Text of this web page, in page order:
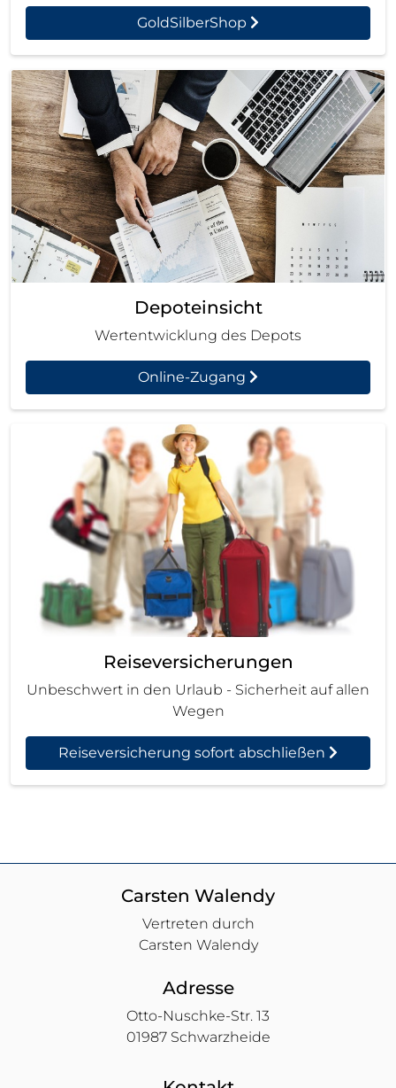
GoldSilberShop
Depoteinsicht
Wertentwicklung des Depots
Online-Zugang
Reiseversicherungen
Unbeschwert in den Urlaub - Sicherheit auf allen
Wegen
Reiseversicherung sofort abschließen
Carsten Walendy
Vertreten durch
Carsten Walendy
Adresse
Otto-Nuschke-Str. 13
01987 Schwarzheide